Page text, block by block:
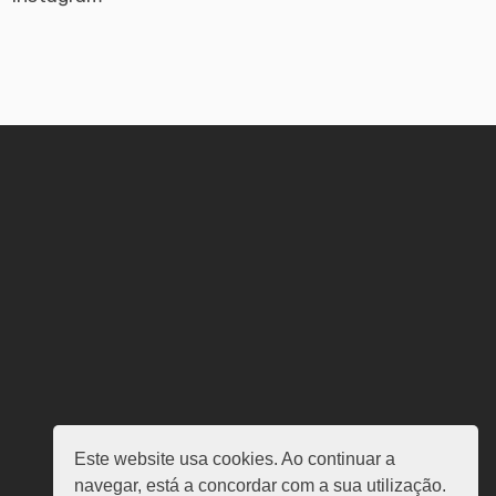
Este website usa cookies. Ao continuar a
navegar, está a concordar com a sua utilização.